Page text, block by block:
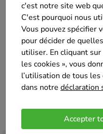
c'est notre site web
C'est pourquoi nous
Vous pouvez spécifier
pour décider de
utiliser. En cliquant
les cookies », vous
l’utilisation de tous
dans notre déclaration
Accepter
Stm Construct
Pas encore d'évaluation
Andenne
Nous sommes une
construction se divisant
toiture et gestion)